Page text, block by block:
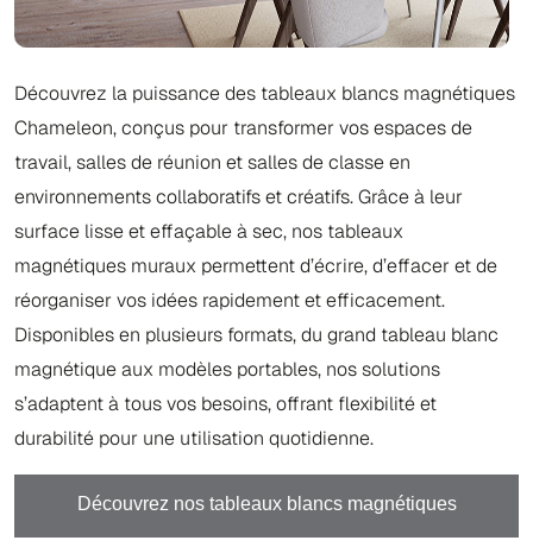
Découvrez la puissance des tableaux blancs magnétiques
Chameleon, conçus pour transformer vos espaces de
travail, salles de réunion et salles de classe en
environnements collaboratifs et créatifs. Grâce à leur
surface lisse et effaçable à sec, nos tableaux
magnétiques muraux permettent d’écrire, d’effacer et de
réorganiser vos idées rapidement et efficacement.
Disponibles en plusieurs formats, du grand tableau blanc
magnétique aux modèles portables, nos solutions
s’adaptent à tous vos besoins, offrant flexibilité et
durabilité pour une utilisation quotidienne.
Découvrez nos tableaux blancs magnétiques